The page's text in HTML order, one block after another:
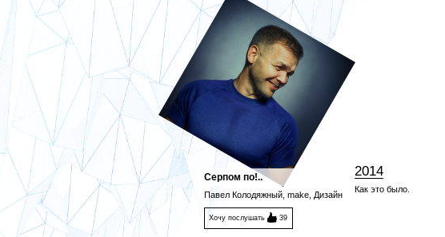
Серпом по!..
Павел Колодяжный, make, Дизайн
Хочу послушать 39
2014
Как это было.